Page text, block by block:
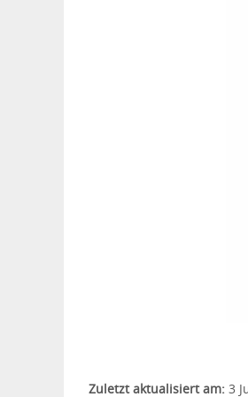
Zuletzt aktualisiert am: 3